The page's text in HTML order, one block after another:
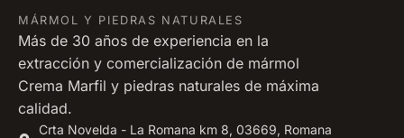
MÁRMOL Y PIEDRAS NATURALES
Más de 30 años de experiencia en la
extracción y comercialización de mármol
Crema Marfil y piedras naturales de máxima
calidad.
Crta Novelda - La Romana km 8, 03669, Romana